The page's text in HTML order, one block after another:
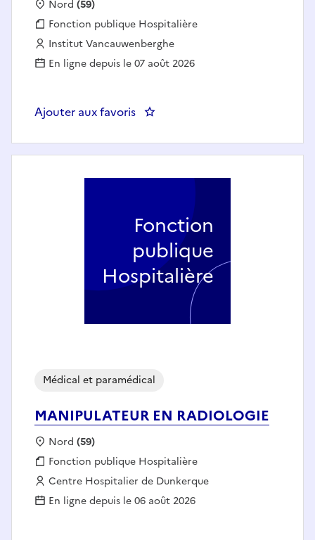
Localisation :
Nord (59)
Fonction publique :
Fonction publique Hospitalière
Employeur :
Institut Vancauwenberghe
En ligne depuis le 07 août 2026
Ajouter aux favoris : Aide-Soignant(e)
MANIPULATEUR EN RADIOLOGIE
Médical et paramédical
Localisation :
Nord (59)
Fonction publique :
Fonction publique Hospitalière
Employeur :
Centre Hospitalier de Dunkerque
En ligne depuis le 06 août 2026
Fonction
publique
Hospitalière